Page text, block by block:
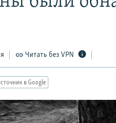
Читать без VPN
в Google